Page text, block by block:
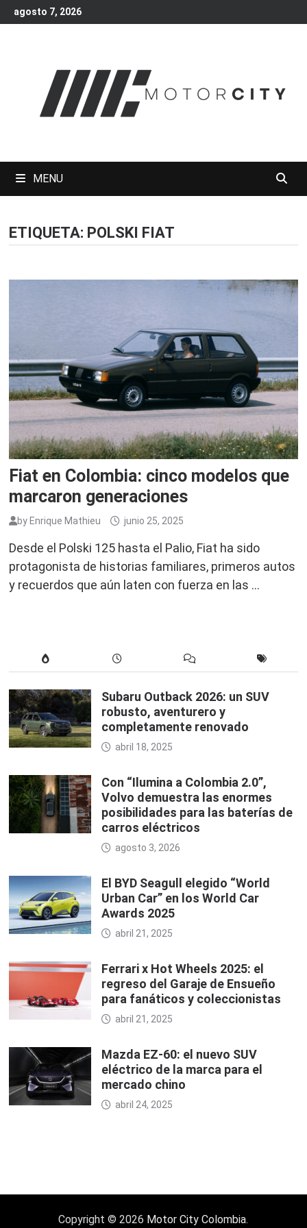
Skip
to
agosto 7, 2026
MENU
ETIQUETA: POLSKI FIAT
Fiat en Colombia: cinco modelos que
marcaron generaciones
by Enrique Mathieu junio 25, 2025
Desde el Polski 125 hasta el Palio, Fiat ha sido
protagonista de historias familiares, primeros autos
y recuerdos que aún laten con fuerza en las …
Subaru Outback 2026: un SUV
robusto, aventurero y
completamente renovado
abril 18, 2025
Con “Ilumina a Colombia 2.0”,
Volvo demuestra las enormes
posibilidades para las baterías de
carros eléctricos
agosto 3, 2026
El BYD Seagull elegido “World
Urban Car” en los World Car
Awards 2025
abril 21, 2025
Ferrari x Hot Wheels 2025: el
regreso del Garaje de Ensueño
para fanáticos y coleccionistas
abril 21, 2025
Mazda EZ-60: el nuevo SUV
eléctrico de la marca para el
mercado chino
abril 24, 2025
Copyright © 2026 Motor City Colombia.